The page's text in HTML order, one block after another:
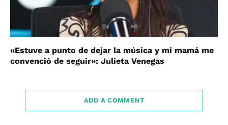
«Estuve a punto de dejar la música y mi mamá me
convenció de seguir»: Julieta Venegas
ADD A COMMENT